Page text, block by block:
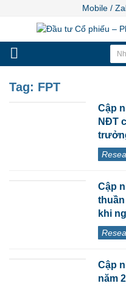
Mobile /
Tag: FPT
Cập
NĐT
Cập
khi
Cập
năm